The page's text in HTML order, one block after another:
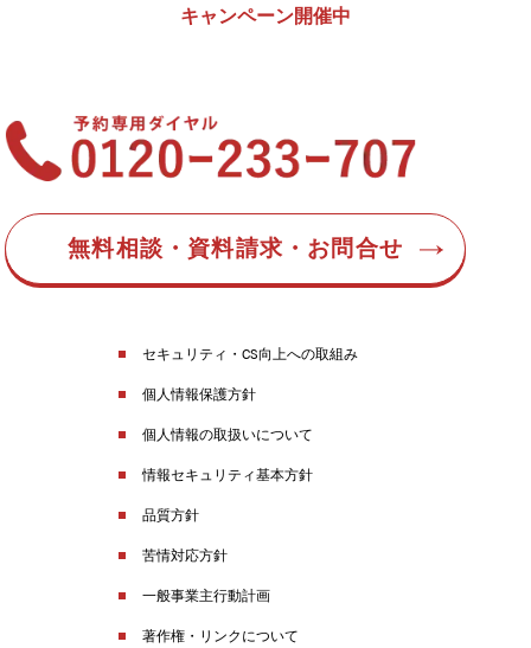
キャンペーン開催中
無料相談・資料請求・お問合せ
セキュリティ・CS向上への取組み
個人情報保護方針
個人情報の取扱いについて
情報セキュリティ基本方針
品質方針
苦情対応方針
一般事業主行動計画
著作権・リンクについて